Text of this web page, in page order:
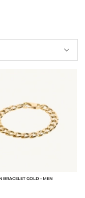
BRACELET GOLD - MEN